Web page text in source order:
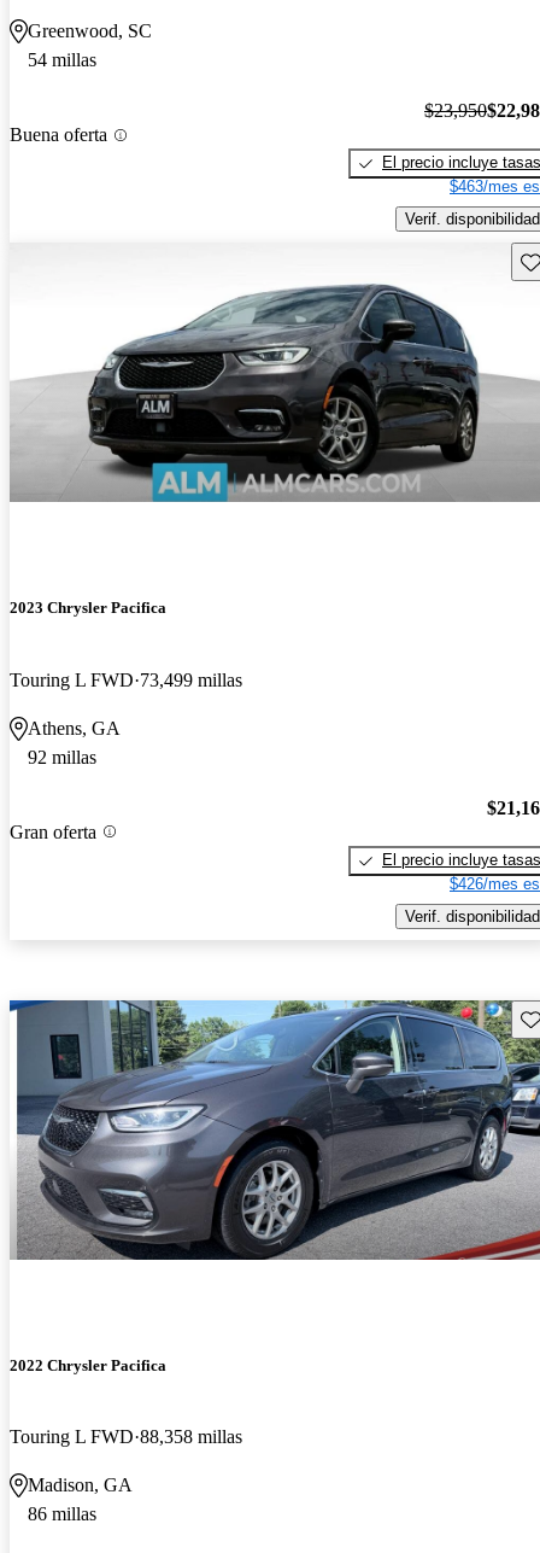
Greenwood, SC
54 millas
Buena oferta
$23,950
El precio incluye tasas
$463/mes
Verif. disponibilidad
2023 Chrysler Pacifica
Touring L FWD 73,499 millas
Athens, GA
92 millas
Gran oferta
El precio incluye tasas
$426/mes
Verif. disponibilidad
2022 Chrysler Pacifica
Touring L FWD 88,358 millas
Madison, GA
86 millas